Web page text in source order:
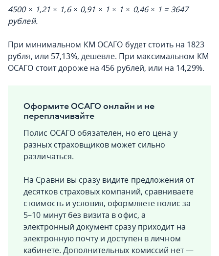
4500 × 1,21 × 1,6 × 0,91 × 1 × 1 × 0,46 × 1 = 3647
рублей.
При минимальном КМ ОСАГО будет стоить на 1823
рубля, или 57,13%, дешевле. При максимальном КМ
ОСАГО стоит дороже на 456 рублей, или на 14,29%.
Оформите ОСАГО онлайн и не
переплачивайте
Полис ОСАГО обязателен, но его цена у
разных страховщиков может сильно
различаться.
На Сравни вы сразу видите предложения от
десятков страховых компаний, сравниваете
стоимость и условия, оформляете полис за
5–10 минут без визита в офис, а
электронный документ сразу приходит на
электронную почту и доступен в личном
кабинете. Дополнительных комиссий нет —